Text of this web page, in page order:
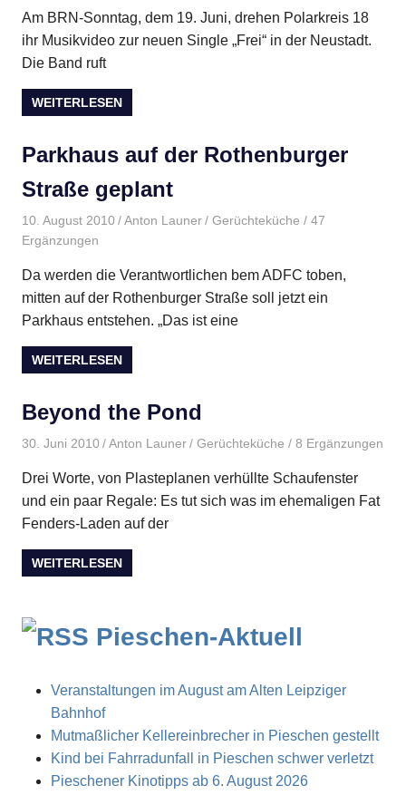
Am BRN-Sonntag, dem 19. Juni, drehen Polarkreis 18
ihr Musikvideo zur neuen Single „Frei“ in der Neustadt.
Die Band ruft
WEITERLESEN
Parkhaus auf der Rothenburger
Straße geplant
10. August 2010 Anton Launer Gerüchteküche / 47
Ergänzungen
Da werden die Verantwortlichen bem ADFC toben,
mitten auf der Rothenburger Straße soll jetzt ein
Parkhaus entstehen. „Das ist eine
WEITERLESEN
Beyond the Pond
30. Juni 2010 Anton Launer Gerüchteküche / 8 Ergänzungen
Drei Worte, von Plasteplanen verhüllte Schaufenster
und ein paar Regale: Es tut sich was im ehemaligen Fat
Fenders-Laden auf der
WEITERLESEN
Pieschen-Aktuell
Veranstaltungen im August am Alten Leipziger
Bahnhof
Mutmaßlicher Kellereinbrecher in Pieschen gestellt
Kind bei Fahrradunfall in Pieschen schwer verletzt
Pieschener Kinotipps ab 6. August 2026